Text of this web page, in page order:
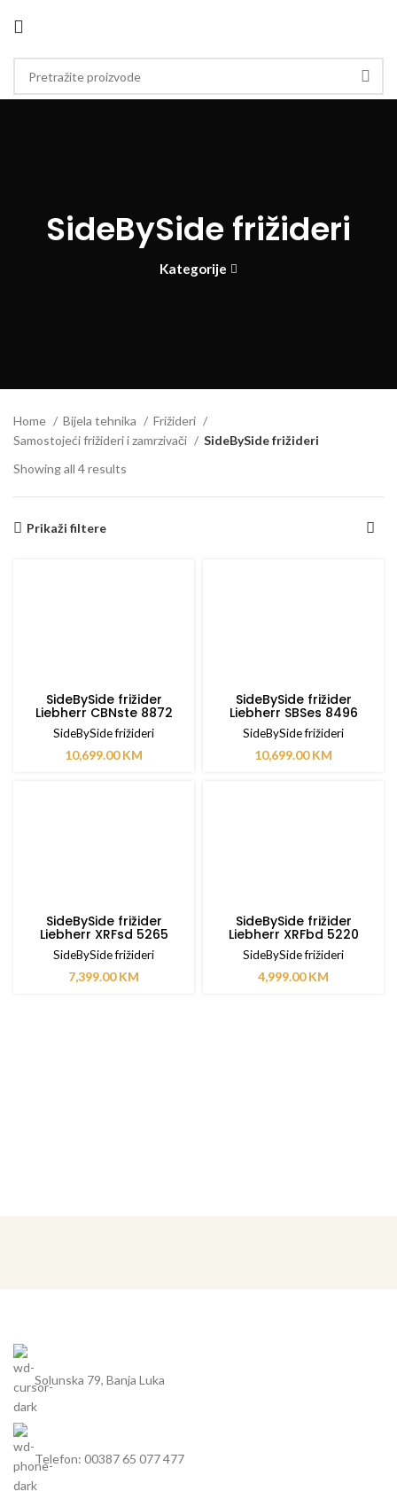
SideBySide frižideri
Kategorije
Home Bijela tehnika
Frižideri
Samostojeći frižideri i zamrzivači
SideBySide frižideri
Showing all 4 results
Prikaži filtere
SideBySide frižider
Liebherr CBNste 8872
SideBySide frižideri
10,699.00KM
SideBySide frižider
Liebherr SBSes 8496
SideBySide frižideri
10,699.00KM
SideBySide frižider
Liebherr XRFsd 5265
SideBySide frižideri
7,399.00KM
SideBySide frižider
Liebherr XRFbd 5220
SideBySide frižideri
4,999.00KM
Solunska 79, Banja Luka
Telefon: 00387 65 077 477